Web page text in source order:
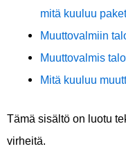
mitä kuuluu
Muuttovalmiin
Muuttovalmis
Mitä kuuluu
Tämä sisältö on luotu
virheitä.